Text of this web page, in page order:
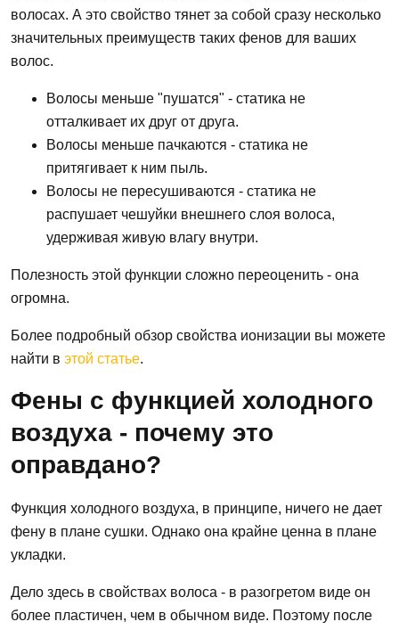
волосах. А это свойство тянет за собой сразу несколько
значительных преимуществ таких фенов для ваших
волос.
Волосы меньше "пушатся" - статика не
отталкивает их друг от друга.
Волосы меньше пачкаются - статика не
притягивает к ним пыль.
Волосы не пересушиваются - статика не
распушает чешуйки внешнего слоя волоса,
удерживая живую влагу внутри.
Полезность этой функции сложно переоценить - она
огромна.
Более подробный обзор свойства ионизации вы можете
найти в этой статье.
Фены с функцией холодного
воздуха - почему это
оправдано?
Функция холодного воздуха, в принципе, ничего не дает
фену в плане сушки. Однако она крайне ценна в плане
укладки.
Дело здесь в свойствах волоса - в разогретом виде он
более пластичен, чем в обычном виде. Поэтому после